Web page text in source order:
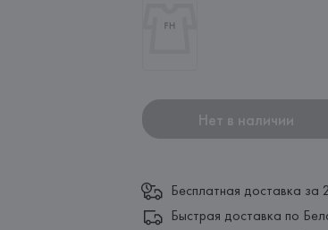
Нет в наличии
Бесплатная доставка за
Быстрая доставка по